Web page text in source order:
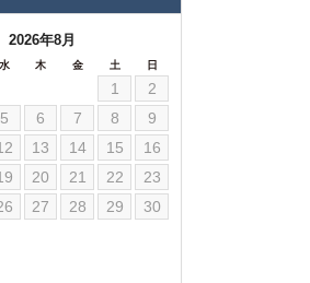
2026年8月
水 木 金 土 日
1
2
5 6 7 8
9
13 14 15
16
20 21 22
23
27 28 29
30